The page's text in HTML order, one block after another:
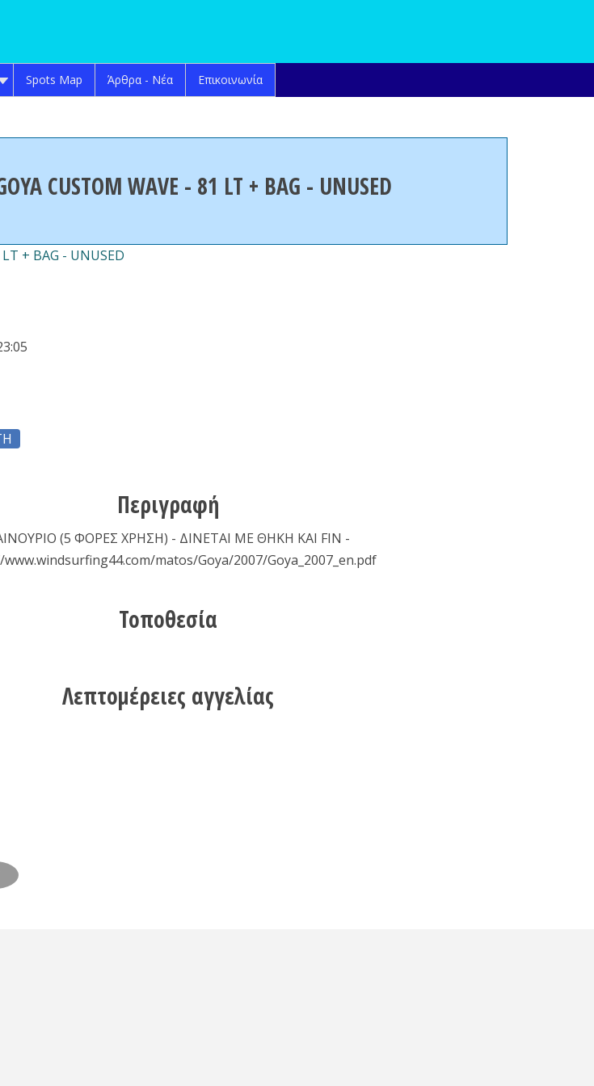
Spots Map Άρθρα - Νέα Επικοινωνία
CUSTOM WAVE - 81 LT + BAG - UNUSED
Περιγραφή
(5 ΦΟΡΕΣ ΧΡΗΣΗ) - ΔΙΝΕΤΑΙ ΜΕ ΘΗΚΗ ΚΑΙ FIN -
matos/Goya/2007/Goya_2007_en.pdf
Τοποθεσία
Λεπτομέρειες αγγελίας